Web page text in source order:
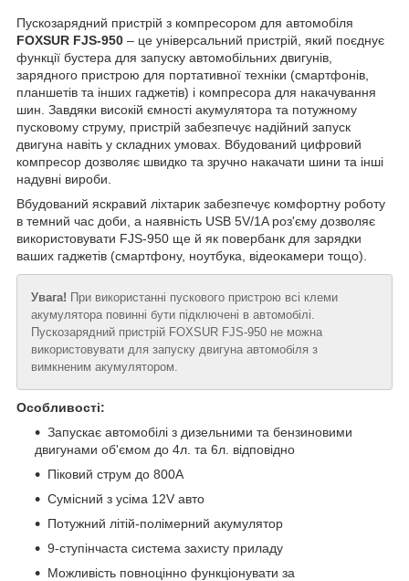
Пускозарядний пристрій з компресором для автомобіля
FOXSUR FJS-950 – це універсальний пристрій, який поєднує
функції бустера для запуску автомобільних двигунів,
зарядного пристрою для портативної техніки (смартфонів,
планшетів та інших гаджетів) і компресора для накачування
шин. Завдяки високій ємності акумулятора та потужному
пусковому струму, пристрій забезпечує надійний запуск
двигуна навіть у складних умовах. Вбудований цифровий
компресор дозволяє швидко та зручно накачати шини та інші
надувні вироби.
Вбудований яскравий ліхтарик забезпечує комфортну роботу
в темний час доби, а наявність USB 5V/1A роз'єму дозволяє
використовувати FJS-950 ще й як повербанк для зарядки
ваших гаджетів (смартфону, ноутбука, відеокамери тощо).
Увага! При використанні пускового пристрою всі клеми
акумулятора повинні бути підключені в автомобілі.
Пускозарядний пристрій FOXSUR FJS-950 не можна
використовувати для запуску двигуна автомобіля з
вимкненим акумулятором.
Особливості:
Запускає автомобілі з дизельними та бензиновими
двигунами об'ємом до 4л. та 6л. відповідно
Піковий струм до 800А
Сумісний з усіма 12V авто
Потужний літій-полімерний акумулятор
9-ступінчаста система захисту приладу
Можливість повноцінно функціонувати за